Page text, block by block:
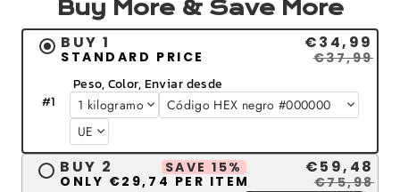
Buy More & Save More
BUY 1
STANDARD PRICE
€34,99
€37,99
Peso, Color, Enviar desde
#1
BUY 2
SAVE 15%
ONLY €29,74 PER ITEM
€59,48
€75,98